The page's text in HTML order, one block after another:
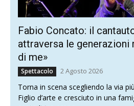
Fabio Concato: il
attraversa le generazioni
di me»
Spettacolo 2 Agosto 2026
Torna in scena scegliendo la via
Figlio d’arte e cresciuto in una